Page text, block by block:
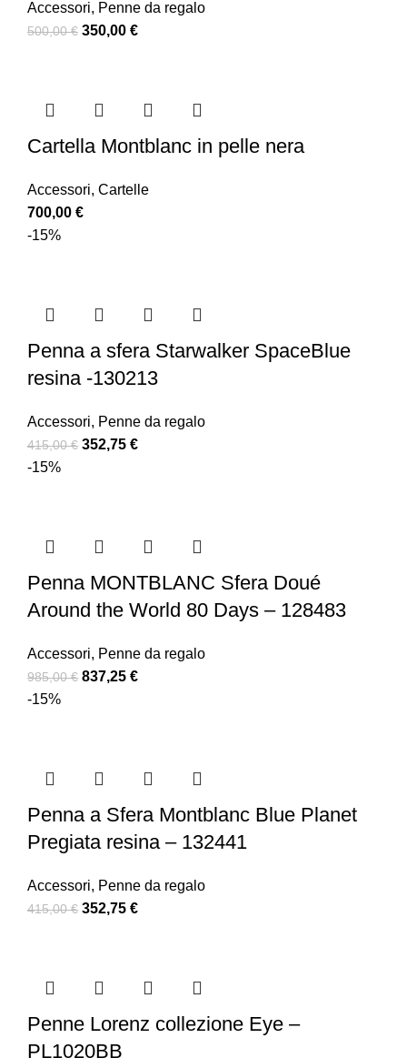
Accessori, Penne da regalo
500,00€ 350,00 €
Cartella Montblanc in pelle nera
Accessori, Cartelle
700,00 €
-15%
Penna a sfera Starwalker SpaceBlue
resina -130213
Accessori, Penne da regalo
415,00€ 352,75 €
-15%
Penna MONTBLANC Sfera Doué
Around the World 80 Days – 128483
Accessori, Penne da regalo
985,00€ 837,25 €
-15%
Penna a Sfera Montblanc Blue Planet
Pregiata resina – 132441
Accessori, Penne da regalo
415,00€ 352,75 €
Penne Lorenz collezione Eye –
PL1020BB